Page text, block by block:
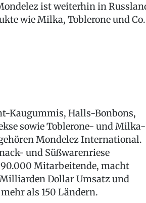
ist weiterhin in
wie Milka, Toblerone und
Kaugummis, Halls-Bonbons,
sowie Toblerone- und Milka-
Mondelez International.
und Süßwarenriese
Mitarbeitende, macht
Dollar Umsatz und
als 150 Ländern.